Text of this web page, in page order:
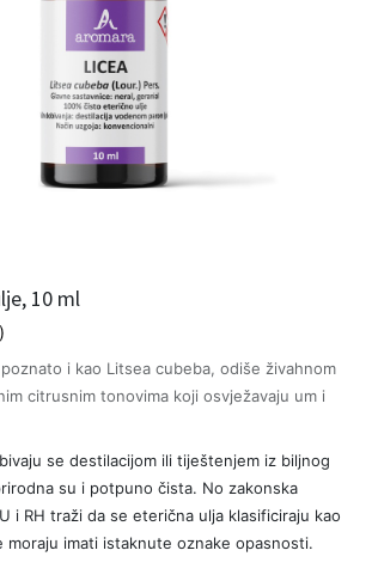
10 ml
i kao Litsea cubeba, odiše živahnom
citrusnim tonovima koji osvježavaju um i
se destilacijom ili tiještenjem iz biljnog
su i potpuno čista. No zakonska
i RH traži da se eterična ulja klasificiraju kao
moraju imati istaknute oznake opasnosti.